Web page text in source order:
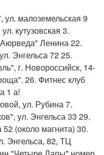
ул. малоземельская 9
кутузовская 3.
Ленина 22.
Энгельса 72 25.
г. Новороссийск, 14-
26. Фитнес клуб
1 а!
ул. Рубина 7.
ул. Энгельса 33 29.
(около магнита) 30.
Энгельса, 82, ТЦ